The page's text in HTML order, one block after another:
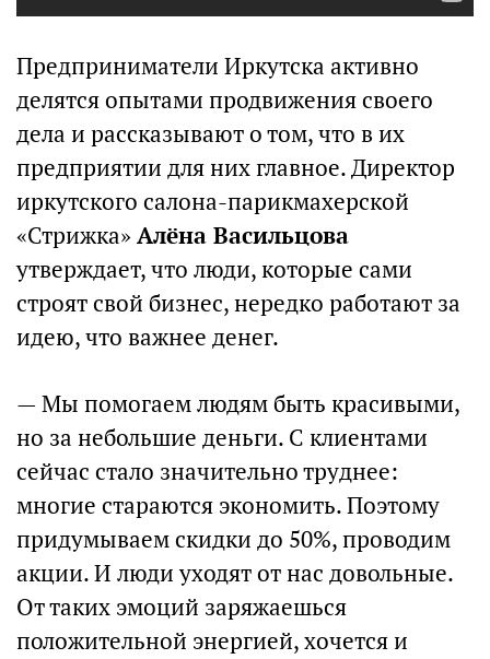
Предприниматели Иркутска активно
делятся опытами продвижения своего
дела и рассказывают о том, что в их
предприятии для них главное. Директор
иркутского салона-парикмахерской
«Стрижка»Алёна Васильцова
утверждает, что люди, которые сами
строят свой бизнес, нередко работают за
идею, что важнее денег.
— Мы помогаем людям быть красивыми,
но за небольшие деньги. С клиентами
сейчас стало значительно труднее:
многие стараются экономить. Поэтому
придумываем скидки до 50%, проводим
акции. И люди уходят от нас довольные.
От таких эмоций заряжаешься
положительной энергией, хочется и